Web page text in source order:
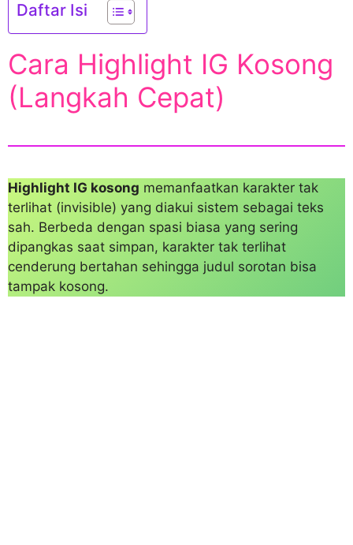
Daftar Isi
Cara Highlight IG Kosong
(Langkah Cepat)
Highlight IG kosong memanfaatkan karakter tak
terlihat (invisible) yang diakui sistem sebagai teks
sah. Berbeda dengan spasi biasa yang sering
dipangkas saat simpan, karakter tak terlihat
cenderung bertahan sehingga judul sorotan bisa
tampak kosong.